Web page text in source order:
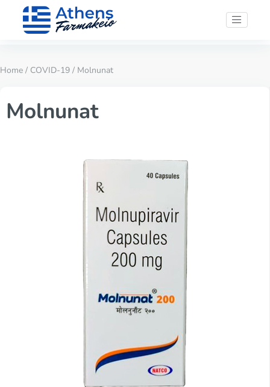
Home / COVID-19 / Molnunat
Molnunat